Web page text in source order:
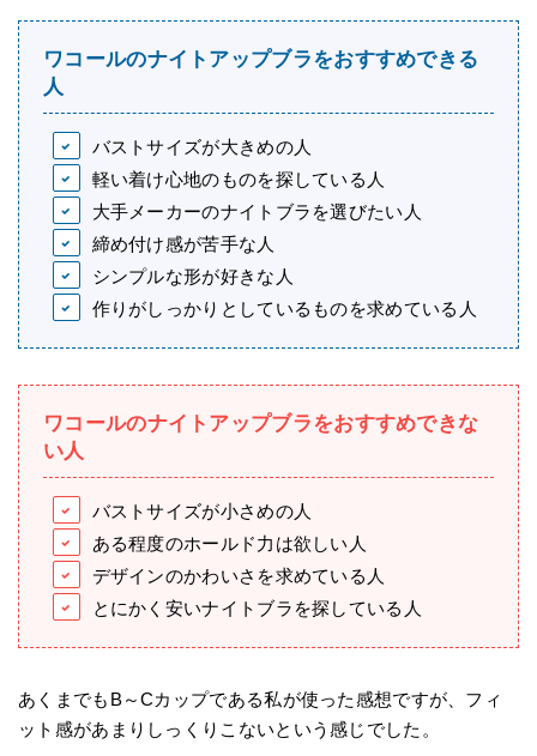
ワコールのナイトアップブラをおすすめできる
人
バストサイズが大きめの人
軽い着け心地のものを探している人
大手メーカーのナイトブラを選びたい人
締め付け感が苦手な人
シンプルな形が好きな人
作りがしっかりとしているものを求めている人
ワコールのナイトアップブラをおすすめできな
い人
バストサイズが小さめの人
ある程度のホールド力は欲しい人
デザインのかわいさを求めている人
とにかく安いナイトブラを探している人
あくまでもB～Cカップである私が使った感想ですが、フィ
ット感があまりしっくりこないという感じでした。